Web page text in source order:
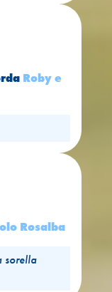
Roby e
Rosalba
sorella